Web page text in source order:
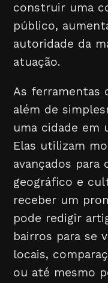
construir uma
público,
autoridade da
atuação.
As ferramentas
além de
uma cidade
Elas utilizam
avançados
geográfico e
receber um
pode redigir
bairros para se
locais,
ou até mesmo